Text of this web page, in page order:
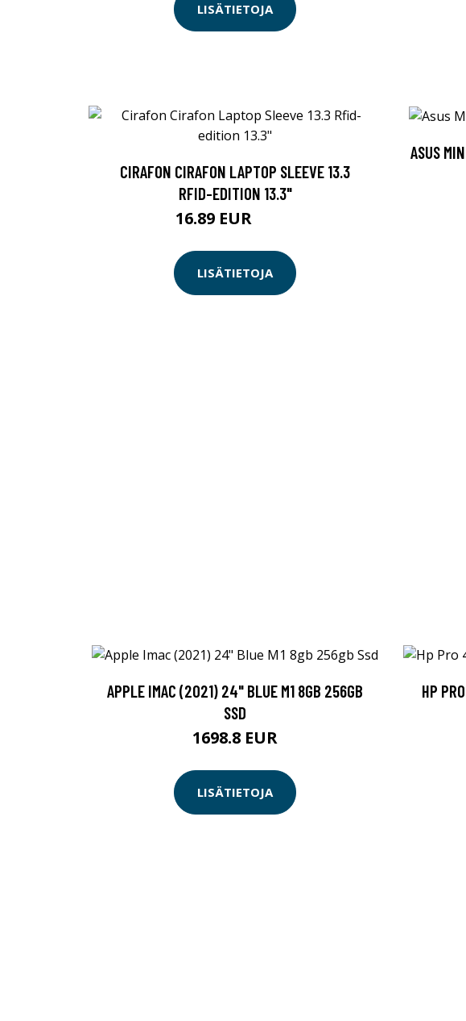
LISÄTIETOJA
CIRAFON CIRAFON LAPTOP SLEEVE 13.3
RFID-EDITION 13.3"
16.89 EUR
LISÄTIETOJA
ASUS
APPLE IMAC (2021) 24" BLUE M1 8GB 256GB
SSD
1698.8 EUR
LISÄTIETOJA
HP